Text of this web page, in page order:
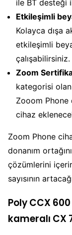
ile BT desteği
Etkileşimli
Kolayca dışa
etkileşimli
çalışabilirsiniz.
Zoom
kategorisi
Zooom
cihaz
Zoom Phone
donanım
çözümlerini
sayısının
Poly CCX
kameralı CX